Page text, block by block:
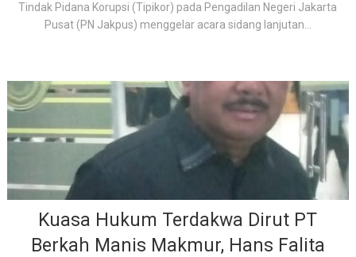
Tindak Pidana Korupsi (Tipikor) pada Pengadilan Negeri Jakarta
Pusat (PN Jakpus) menggelar acara sidang lanjutan...
Kuasa Hukum Terdakwa Dirut PT
Berkah Manis Makmur, Hans Falita